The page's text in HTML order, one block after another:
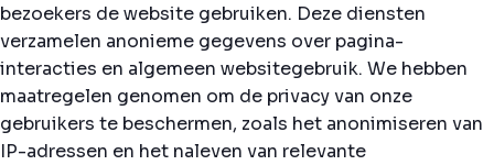
bezoekers de website gebruiken. Deze diensten
verzamelen anonieme gegevens over pagina-
interacties en algemeen websitegebruik. We hebben
maatregelen genomen om de privacy van onze
gebruikers te beschermen, zoals het anonimiseren van
IP-adressen en het naleven van relevante